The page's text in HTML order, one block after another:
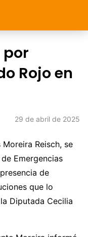
por
Rojo en
29 de abril de 2025
Reisch, se
Emergencias
de
que lo
Diputada Cecilia